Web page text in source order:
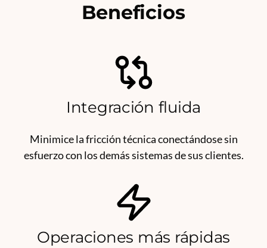
Beneficios
Integración fluida
Minimice la fricción técnica conectándose sin
esfuerzo con los demás sistemas de sus clientes.
Operaciones más rápidas